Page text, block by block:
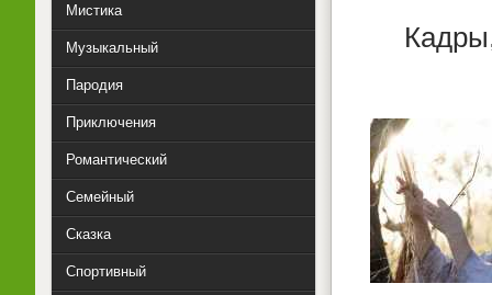
Мистика
Музыкальный
Пародия
Приключения
Романтический
Семейный
Сказка
Спортивный